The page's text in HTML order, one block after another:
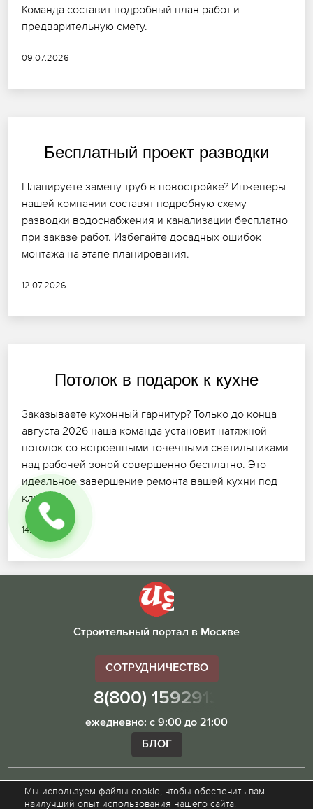
Команда составит подробный план работ и
предварительную смету.
09.07.2026
Бесплатный проект разводки
Планируете замену труб в новостройке? Инженеры
нашей компании составят подробную схему
разводки водоснабжения и канализации бесплатно
при заказе работ. Избегайте досадных ошибок
монтажа на этапе планирования.
12.07.2026
Потолок в подарок к кухне
Заказываете кухонный гарнитур? Только до конца
августа 2026 наша команда установит натяжной
потолок со встроенными точечными светильниками
над рабочей зоной совершенно бесплатно. Это
идеальное завершение ремонта вашей кухни под
ключ.
14.07.2026
Строительный портал в Москве
СОТРУДНИЧЕСТВО
8(800) 1592913
ежедневно: с 9:00 до 21:00
БЛОГ
Внимание! Наш сайт ugibddmo.ru, носит исключительно
Мы используем файлы cookie, чтобы обеспечить вам
наилучший опыт использования нашего сайта.